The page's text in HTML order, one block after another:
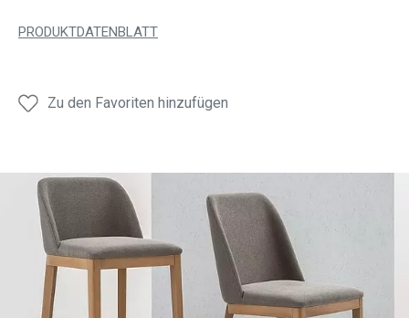
PRODUKTDATENBLATT
Zu den Favoriten hinzufügen